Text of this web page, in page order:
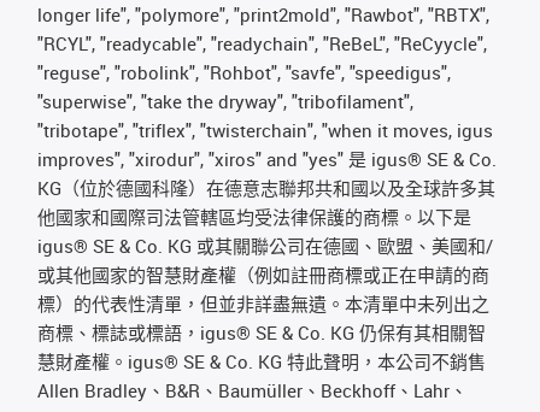
longer life", "polymore", "print2mold", "Rawbot", "RBTX",
"RCYL", "readycable", "readychain", "ReBeL", "ReCyycle",
"reguse", "robolink", "Rohbot", "savfe", "speedigus",
"superwise", "take the dryway", "tribofilament",
"tribotape", "triflex", "twisterchain", "when it moves, igus
improves", "xirodur", "xiros" and "yes" 是 igus® SE & Co.
KG（位於德國科隆）在德意志聯邦共和國以及全球許多其
他國家和國際司法管轄區均受法律保護的商標。以下是
igus® SE & Co. KG 或其關聯公司在德國、歐盟、美國和/
或其他國家的智慧財產權（例如註冊商標或正在申請的商
標）的代表性清單，但並非詳盡無遺。本清單中未列出之
商標、標誌或標語，igus® SE & Co. KG 仍保有其相關智
慧財產權。igus® SE & Co. KG 特此聲明，本公司不銷售
Allen Bradley、B&R、Baumüller、Beckhoff、Lahr、